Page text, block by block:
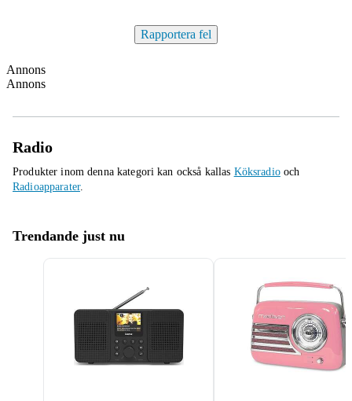
Rapportera fel
Annons
Annons
Radio
Produkter inom denna kategori kan också kallas Köksradiooch
Radioapparater.
Trendande just nu